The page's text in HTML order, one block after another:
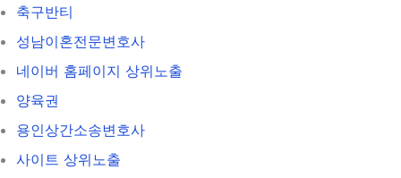
축구반티
성남이혼전문변호사
네이버 홈페이지 상위노출
양육권
용인상간소송변호사
사이트 상위노출